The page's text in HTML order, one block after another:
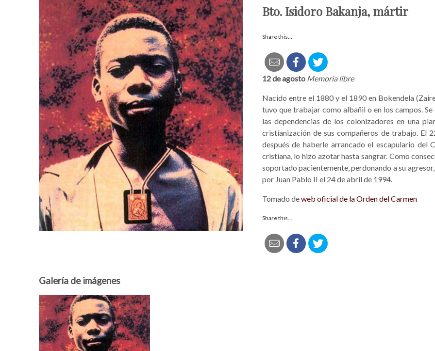
Bto. Isidoro Bakanja, mártir
Share this...
12 de agosto Memoria libre
Nacido entre el 1880 y el 1890 en Bokendela
tuvo que trabajar como albañil o en los campos.
las dependencias de los colonizadores en una
cristianización de sus compañeros de trabajo. El
después de haberle arrancado el escapulario del
cristiana, lo hizo azotar hasta sangrar. Como
soportado pacientemente, perdonando a su
por Juan Pablo II el 24 de abril de 1994.
Tomado deweb oficial de la Orden del Carmen
Share this...
Galería de imágenes